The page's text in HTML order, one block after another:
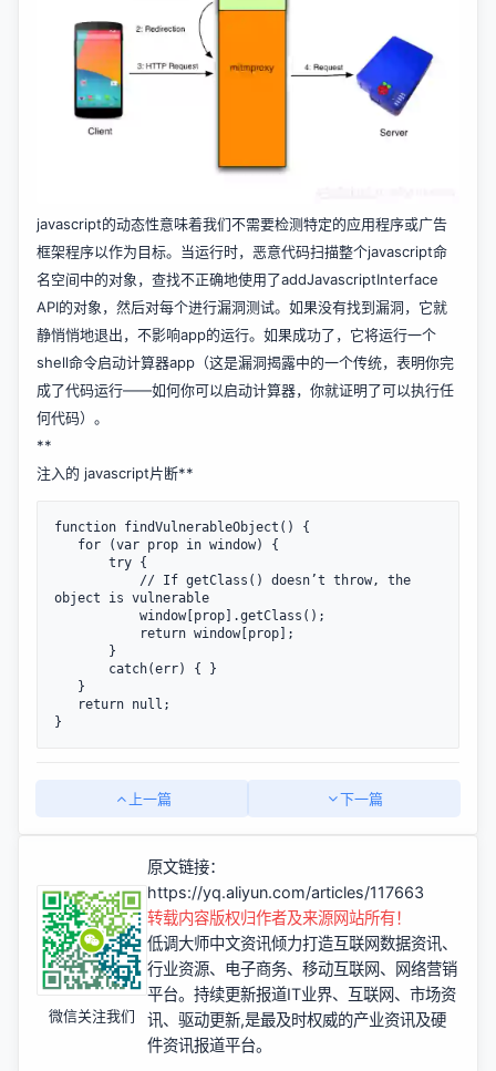
javascript的动态性意味着我们不需要检测特定的应用程序或广告
框架程序以作为目标。当运行时，恶意代码扫描整个javascript命
名空间中的对象，查找不正确地使用了addJavascriptInterface
API的对象，然后对每个进行漏洞测试。如果没有找到漏洞，它就
静悄悄地退出，不影响app的运行。如果成功了，它将运行一个
shell命令启动计算器app（这是漏洞揭露中的一个传统，表明你完
成了代码运行——如何你可以启动计算器，你就证明了可以执行任
何代码）。
**
注入的 javascript片断**
function findVulnerableObject() {
object is vulnerable
上一篇 下一篇
微信关注我们
原文链接：
https://yq.aliyun.com/articles/117663
转载内容版权归作者及来源网站所有！
低调大师中文资讯倾力打造互联网数据资讯、
行业资源、电子商务、移动互联网、网络营销
平台。持续更新报道IT业界、互联网、市场资
讯、驱动更新,是最及时权威的产业资讯及硬
件资讯报道平台。